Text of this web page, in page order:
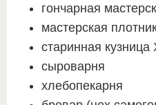
гончарная
мастерская
старинная кузница
сыроварня
хлебопекарня